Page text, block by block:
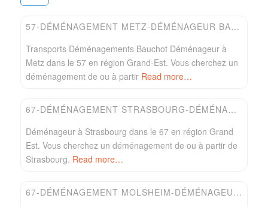
Easydem
57-DÉMÉNAGEMENT METZ-DÉMÉNAGEUR BAUCHOT
Transports Déménagements Bauchot Déménageur à
Metz dans le 57 en région Grand-Est. Vous cherchez un
déménagement de ou à partir Read more…
67-DÉMÉNAGEMENT STRASBOURG-DÉMÉNAGEUR MONDIA
Déménageur à Strasbourg dans le 67 en région Grand
Est. Vous cherchez un déménagement de ou à partir de
Strasbourg. Read more…
67-DÉMÉNAGEMENT MOLSHEIM-DÉMÉNAGEUR LOVEST